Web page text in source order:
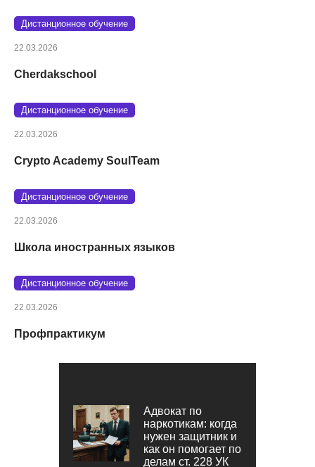
Дистанционное обучение
22.03.2026
Cherdakschool
Дистанционное обучение
22.03.2026
Crypto Academy SoulTeam
Дистанционное обучение
22.03.2026
Школа иностранных языков
Дистанционное обучение
22.03.2026
Профпрактикум
Адвокат по
наркотикам: когда
нужен защитник и
как он помогает по
делам ст. 228 УК